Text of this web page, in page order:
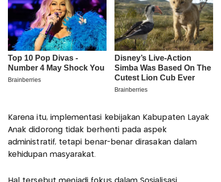
Karena itu, implementasi kebijakan Kabupaten Layak
Anak didorong tidak berhenti pada aspek
administratif, tetapi benar-benar dirasakan dalam
kehidupan masyarakat.